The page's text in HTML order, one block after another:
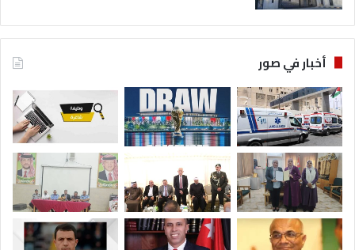
أخبار في صور